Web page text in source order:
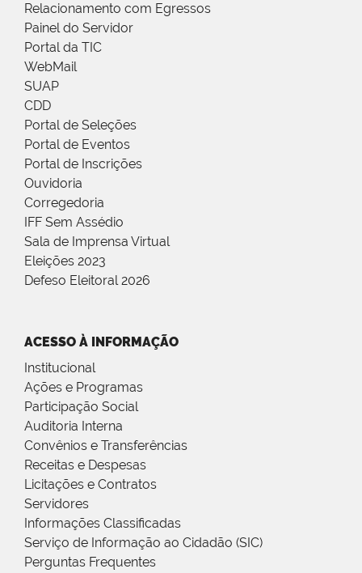
Relacionamento com Egressos
Painel do Servidor
Portal da TIC
WebMail
SUAP
CDD
Portal de Seleções
Portal de Eventos
Portal de Inscrições
Ouvidoria
Corregedoria
IFF Sem Assédio
Sala de Imprensa Virtual
Eleições 2023
Defeso Eleitoral 2026
ACESSO À INFORMAÇÃO
Institucional
Ações e Programas
Participação Social
Auditoria Interna
Convênios e Transferências
Receitas e Despesas
Licitações e Contratos
Servidores
Informações Classificadas
Serviço de Informação ao Cidadão (SIC)
Perguntas Frequentes